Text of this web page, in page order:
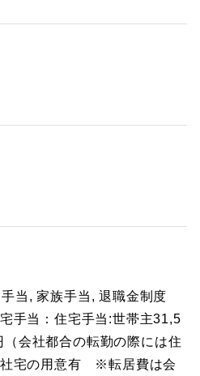
当, 家族手当, 退職金制度
手当：住宅手当:世帯主31,5
会社都合の転勤の際には住
社宅の用意有 ※転居費は会